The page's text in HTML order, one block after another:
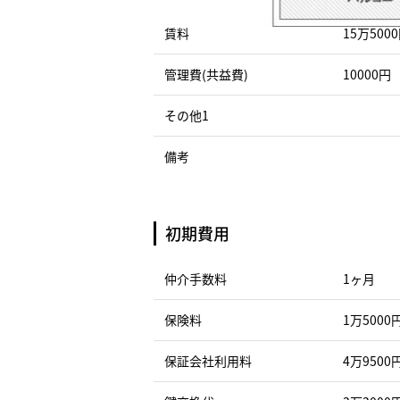
賃料 15万
管理費(共益費) 10000円
その他1
備考
初期費用
仲介手数料 1ヶ月
保険料 1万5000
保証会社利用料 4万9500